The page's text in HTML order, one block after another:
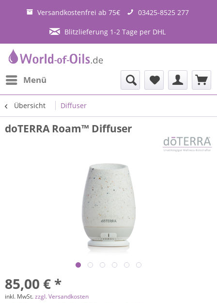
Versandkostenfrei ab 75€ 03425-8525 277
Blitzlieferung 1-2 Tage per DHL
Menü
Übersicht Diffuser
doTERRA Roam™ Diffuser
85,00 € *
inkl. MwSt.zzgl. Versandkosten